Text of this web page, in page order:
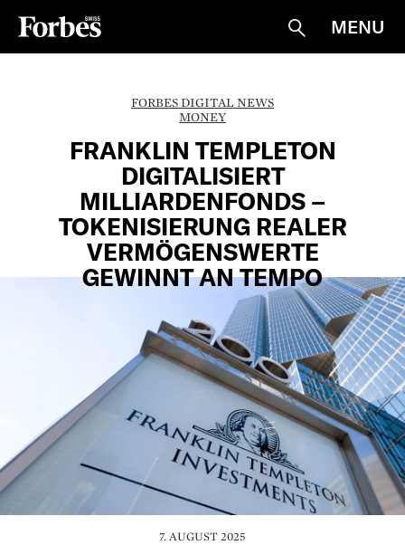
Suche
MENU
FORBES DIGITAL NEWS
MONEY
FRANKLIN TEMPLETON
DIGITALISIERT
MILLIARDENFONDS –
TOKENISIERUNG REALER
VERMÖGENSWERTE
GEWINNT AN TEMPO
7. AUGUST 2025